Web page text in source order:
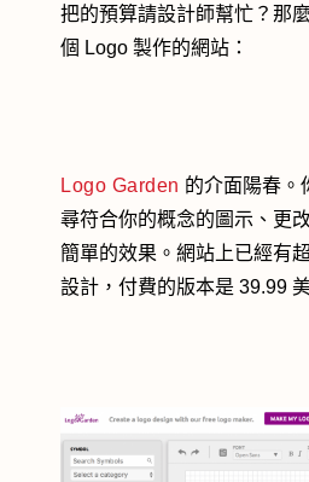
把的預算請設計師幫忙？那
個 Logo 製作的網站：
Logo Garden 的介面陽春。
尋符合你的概念的圖示、更
簡單的效果。網站上已經有
設計，付費的版本是 39.99